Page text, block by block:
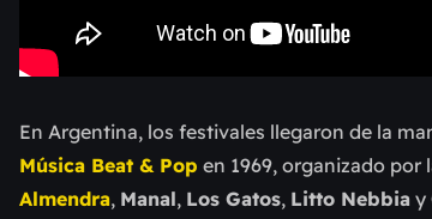
En Argentina, los festivales llegaron de la
Música Beat & Pop en 1969, organizado por
Almendra, Manal, Los Gatos, Litto Nebbia y